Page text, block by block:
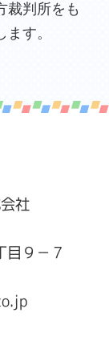
裁判所をも
す。
社
目９−７